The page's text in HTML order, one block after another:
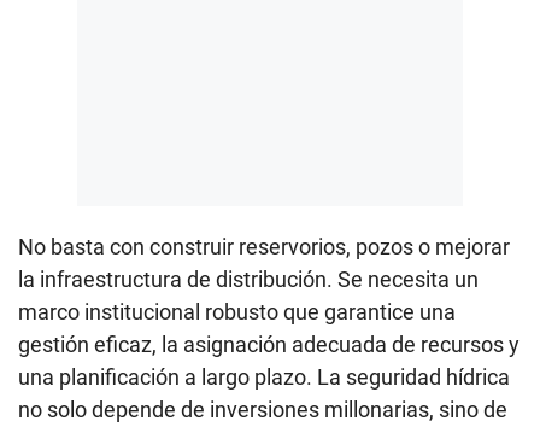
No basta con construir reservorios, pozos o mejorar
la infraestructura de distribución. Se necesita un
marco institucional robusto que garantice una
gestión eficaz, la asignación adecuada de recursos y
una planificación a largo plazo. La seguridad hídrica
no solo depende de inversiones millonarias, sino de